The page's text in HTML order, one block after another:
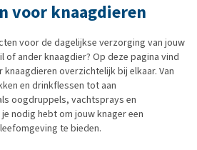
voor knaagdieren
voor de dagelijkse verzorging van jouw
of ander knaagdier? Op deze pagina vind
overzichtelijk bij elkaar. Van
en drinkflessen tot aan
oogdruppels, vachtsprays en
nodig hebt om jouw knager een
te bieden.